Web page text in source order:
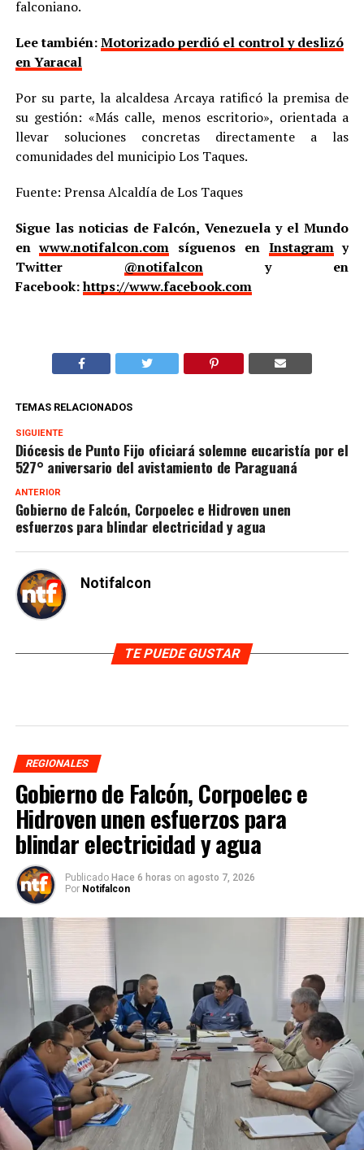
falconiano.
Lee también:Motorizado perdió el control y deslizó
en Yaracal
Por su parte, la alcaldesa Arcaya ratificó la premisa de
su gestión: «Más calle, menos escritorio», orientada a
llevar soluciones concretas directamente a las
comunidades del municipio Los Taques.
Fuente: Prensa Alcaldía de Los Taques
Sigue las noticias de Falcón, Venezuela y el Mundo
enwww.notifalcon.com síguenos en Instagramy
Twitter @notifalcony en
Facebook:https://www.facebook.com
TEMAS RELACIONADOS
SIGUIENTE
Diócesis de Punto Fijo oficiará solemne eucaristía por el
527° aniversario del avistamiento de Paraguaná
ANTERIOR
Gobierno de Falcón, Corpoelec e Hidroven unen
esfuerzos para blindar electricidad y agua
Notifalcon
TE PUEDE GUSTAR
REGIONALES
Gobierno de Falcón, Corpoelec e
Hidroven unen esfuerzos para
blindar electricidad y agua
Publicado Hace 6 horas on agosto 7, 2026
Por Notifalcon